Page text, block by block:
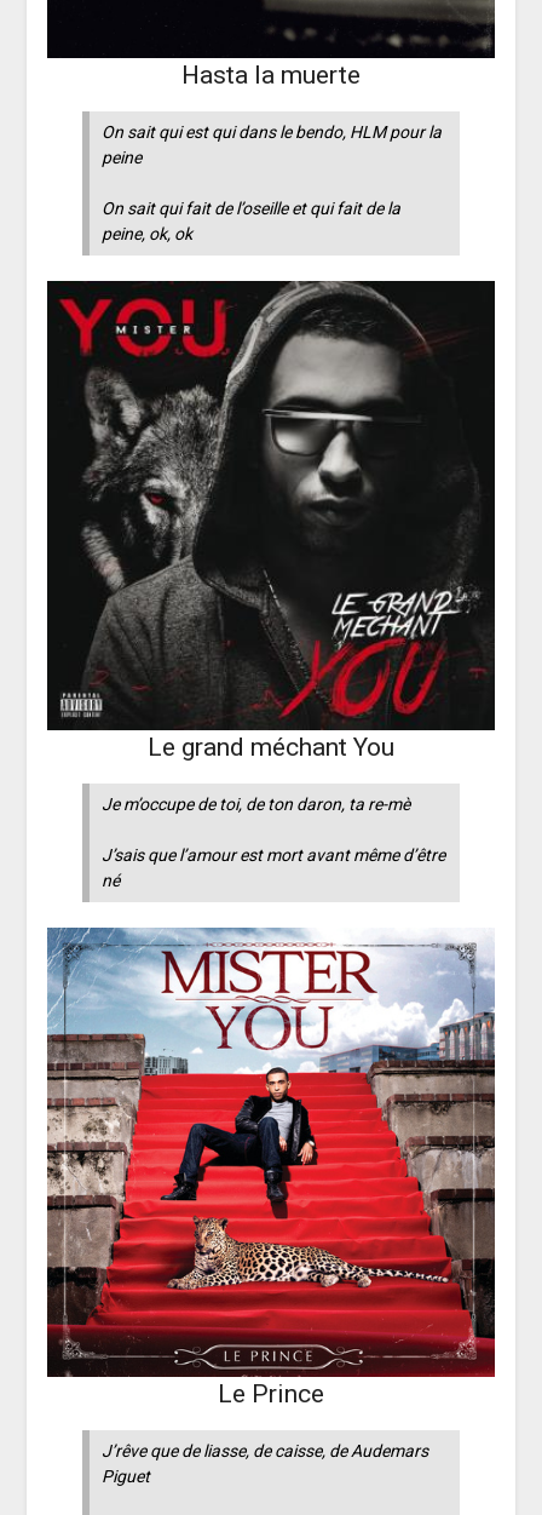
Hasta la muerte
On sait qui est qui dans le bendo, HLM pour la
peine
On sait qui fait de l’oseille et qui fait de la
peine, ok, ok
Le grand méchant You
Je m’occupe de toi, de ton daron, ta re-mè
J’sais que l’amour est mort avant même d’être
né
Le Prince
J’rêve que de liasse, de caisse, de Audemars
Piguet